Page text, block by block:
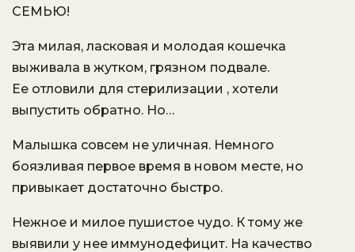
СЕМЬЮ!
Эта милая, ласковая и молодая кошечка
выживала в жутком, грязном подвале.
Ее отловили для стерилизации , хотели
выпустить обратно. Но…
Малышка совсем не уличная. Немного
боязливая первое время в новом месте, но
привыкает достаточно быстро.
Нежное и милое пушистое чудо. К тому же
выявили у нее иммунодефицит. На качество